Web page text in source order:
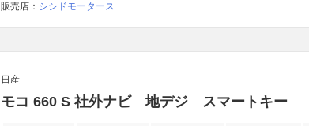
販売店： シシドモータース
日産
モコ 660 S 社外ナビ 地デジ スマートキー